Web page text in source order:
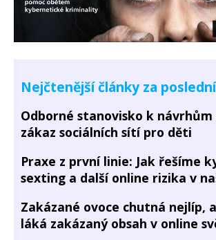
Nejčtenější články za
Odborné stanovisko k návrhům
zákaz sociálních sítí pro děti
Praxe z první linie: Jak řešíme
sexting a další online rizika v
Zakázané ovoce chutná nejlíp,
láká zakázaný obsah v online